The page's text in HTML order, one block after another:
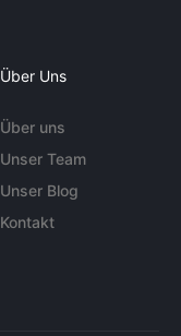
Über Uns
Über uns
Unser Team
Unser Blog
Kontakt